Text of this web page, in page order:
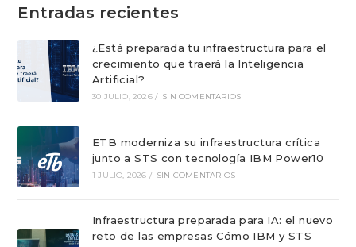
Entradas recientes
¿Está preparada tu infraestructura para el
crecimiento que traerá la Inteligencia
Artificial?
30 JULIO, 2026 / SIN COMENTARIOS
ETB moderniza su infraestructura crítica
junto a STS con tecnología IBM Power10
1 JULIO, 2026 / SIN COMENTARIOS
Infraestructura preparada para IA: el nuevo
reto de las empresas Cómo IBM y STS